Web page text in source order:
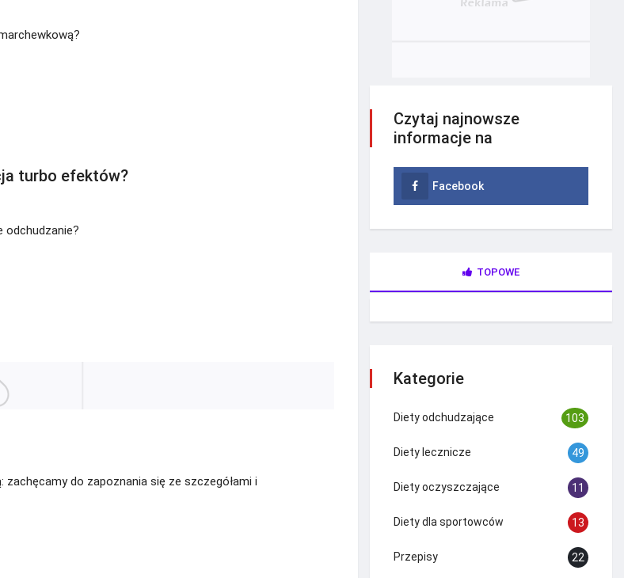
turbo efektów?
odchudzanie?
zachęcamy do zapoznania się ze szczegółami i
Czytaj najnowsze
informacje na
Facebook
TOPOWE
Kategorie
Diety odchudzające 103
Diety lecznicze 49
Diety oczyszczające 11
Diety dla sportowców 13
Przepisy 22